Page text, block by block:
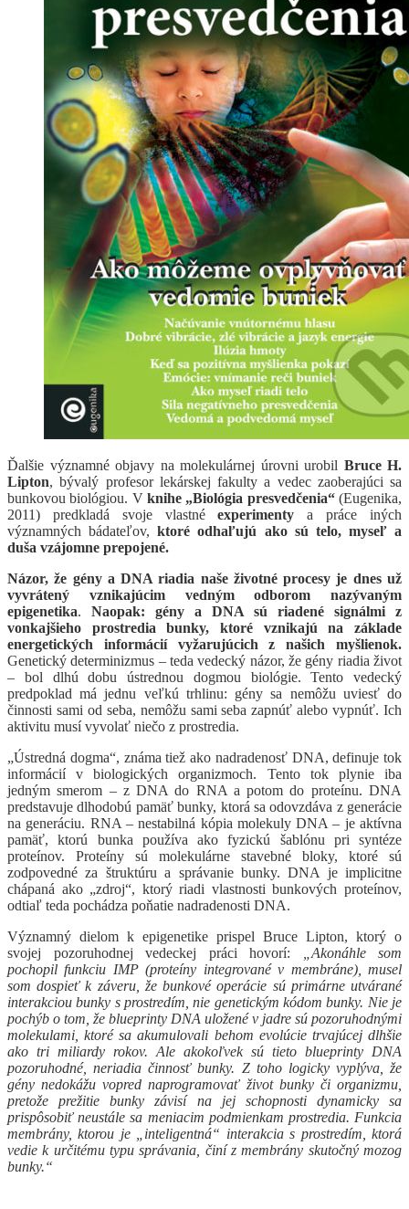
Ďalšie významné objavy na molekulárnej úrovni urobil Bruce H.
Lipton, bývalý profesor lekárskej fakulty a vedec zaoberajúci sa
bunkovou biológiou. V knihe „Biológia presvedčenia“(Eugenika,
2011) predkladá svoje vlastnéexperimenty a práce iných
významných bádateľov,ktoré odhaľujú ako sú telo, myseľ a
duša vzájomne prepojené.
Názor, že gény a DNA riadia naše životné procesy je dnes už
vyvrátený vznikajúcim vedným odborom nazývaným
epigenetika. Naopak: gény a DNA sú riadené signálmi z
vonkajšieho prostredia bunky, ktoré vznikajú na základe
energetických informácií vyžarujúcich z našich myšlienok.
Genetický determinizmus – teda vedecký názor, že gény riadia život
– bol dlhú dobu ústrednou dogmou biológie. Tento vedecký
predpoklad má jednu veľkú trhlinu: gény sa nemôžu uviesť do
činnosti sami od seba, nemôžu sami seba zapnúť alebo vypnúť. Ich
aktivitu musí vyvolať niečo z prostredia.
„Ústredná dogma“, známa tiež ako nadradenosť DNA, definuje tok
informácií v biologických organizmoch. Tento tok plynie iba
jedným smerom – z DNA do RNA a potom do proteínu. DNA
predstavuje dlhodobú pamäť bunky, ktorá sa odovzdáva z generácie
na generáciu. RNA – nestabilná kópia molekuly DNA – je aktívna
pamäť, ktorú bunka používa ako fyzickú šablónu pri syntéze
proteínov. Proteíny sú molekulárne stavebné bloky, ktoré sú
zodpovedné za štruktúru a správanie bunky. DNA je implicitne
chápaná ako „zdroj“, ktorý riadi vlastnosti bunkových proteínov,
odtiaľ teda pochádza poňatie nadradenosti DNA.
Významný dielom k epigenetike prispel Bruce Lipton, ktorý o
svojej pozoruhodnej vedeckej práci hovorí:
„Akonáhle som
pochopil funkciu IMP (proteíny integrované v membráne), musel
som dospieť k záveru, že bunkové operácie sú primárne utvárané
interakciou bunky s prostredím, nie genetickým kódom bunky. Nie je
pochýb o tom, že blueprinty DNA uložené v jadre sú pozoruhodnými
molekulami, ktoré sa akumulovali behom evolúcie trvajúcej dlhšie
ako tri miliardy rokov. Ale akokoľvek sú tieto blueprinty DNA
pozoruhodné, neriadia činnosť bunky. Z toho logicky vyplýva, že
gény nedokážu vopred naprogramovať život bunky či organizmu,
pretože prežitie bunky závisí na jej schopnosti dynamicky sa
prispôsobiť neustále sa meniacim podmienkam prostredia. Funkcia
membrány, ktorou je „inteligentná“ interakcia s prostredím, ktorá
vedie k určitému typu správania, činí z membrány skutočný mozog
bunky.“